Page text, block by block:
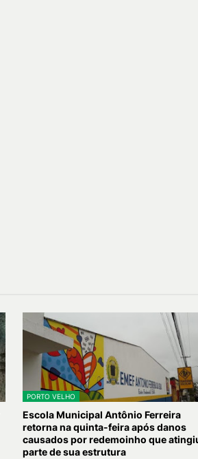
PORTO VELHO
Escola Municipal Antônio Ferreira
retorna na quinta-feira após danos
causados por redemoinho que
parte de sua estrutura